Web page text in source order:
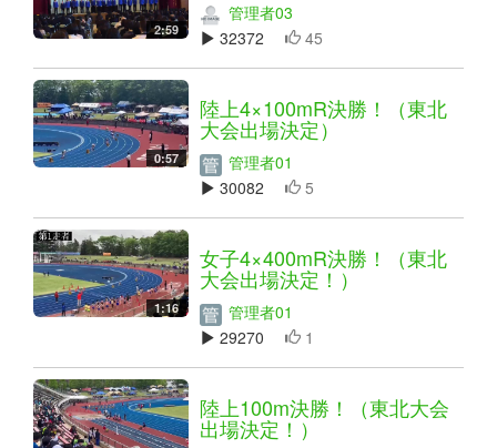
2:59
管理者03
32372
45
0:57
陸上4×100mR決勝！（東北
大会出場決定）
管理者01
30082
5
1:16
女子4×400mR決勝！（東北
大会出場決定！）
管理者01
29270
1
陸上100m決勝！（東北大会
出場決定！）